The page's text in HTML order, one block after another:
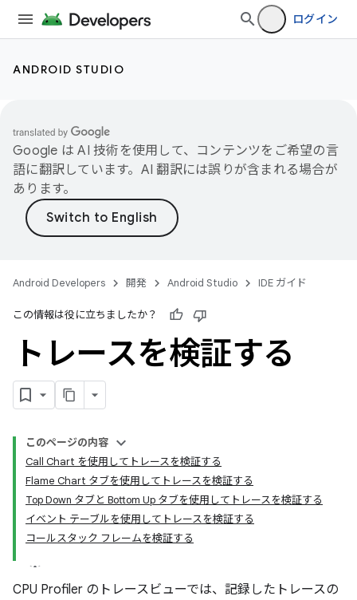
ログイン
ANDROID STUDIO
Google は AI 技術を使用して、コンテンツをご希望の言
語に翻訳しています。AI 翻訳には誤りが含まれる場合が
あります。
Android Developers 開発 Android Studio IDE ガイド
この情報は役に立ちましたか？
トレースを検証する
このページの内容
Call Chart を使用してトレースを検証する
Flame Chart タブを使用してトレースを検証する
Top Down タブと Bottom Up タブを使用してトレースを検証する
イベント テーブルを使用してトレースを検証する
コールスタック フレームを検証する
CPU Profiler のトレースビューでは、記録したトレースの